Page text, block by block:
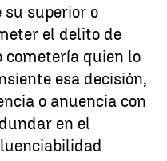
superior o
el delito de
cometería quien lo
esa decisión,
o anuencia con
en el